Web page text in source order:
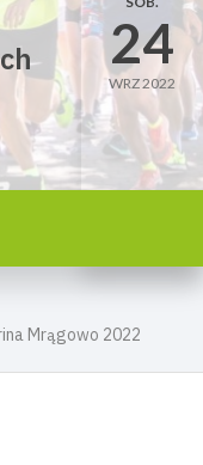
Mrągowo 2022
24
WRZ 2022